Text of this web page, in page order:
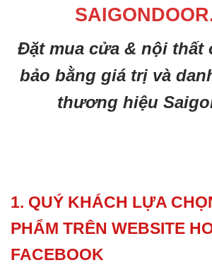
Đặt mua cửa & nội thất
bảo bằng giá trị và
thương hiệu
1. QUÝ KHÁCH LỰA
PHẨM TRÊN WEBSITE
FACEBOOK